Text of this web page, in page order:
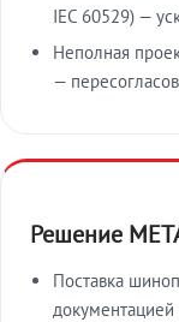
IEC 60529) —
Неполная
—
Решение
Поставка
документацией